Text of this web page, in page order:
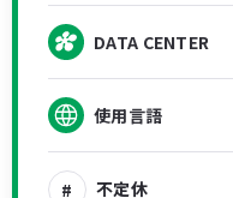
DATA CENTER
使用言語
不定休